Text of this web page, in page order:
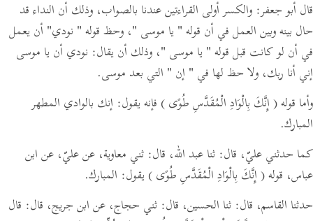
قال أبو جعفر: والكسر أولى القراءتين عندنا بالصواب، وذلك أن النداء قد
حال بينه وبين العمل في أن قوله " يا موسى "، وحظ قوله " نودي" أن يعمل
في أن لو كانت قبل قوله " يا موسى "، وذلك أن يقال: نودي أن يا موسى
إني أنا ربك، ولا حظ لها في " إن " التي بعد موسى.
وأما قوله( إِنَّكَ بِالْوَادِ الْمُقَدَّسِ طُوًى ) فإنه يقول: إنك بالوادي المطهر
المبارك.
كما حدثني عليّ، قال: ثنا عبد الله، قال: ثني معاوية، عن عليّ، عن ابن
عباس، قوله( إِنَّكَ بِالْوَادِ الْمُقَدَّسِ طُوًى ) يقول: المبارك.
حدثنا القاسم، قال: ثنا الحسين، قال: ثني حجاج، عن ابن جريج، قال: قال